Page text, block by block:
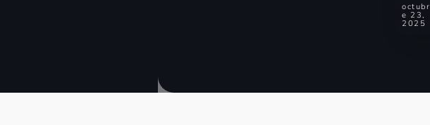
octubr
e 23,
2025